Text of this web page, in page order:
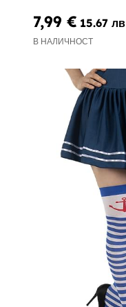
7,99 € 15.67 лв
В НАЛИЧНОСТ